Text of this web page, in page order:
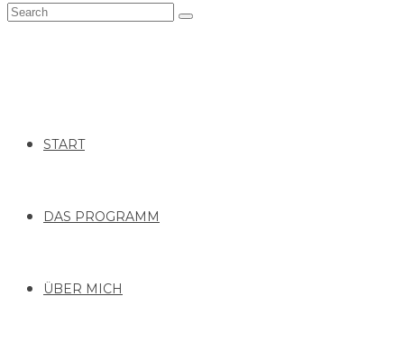
START
DAS PROGRAMM
ÜBER MICH